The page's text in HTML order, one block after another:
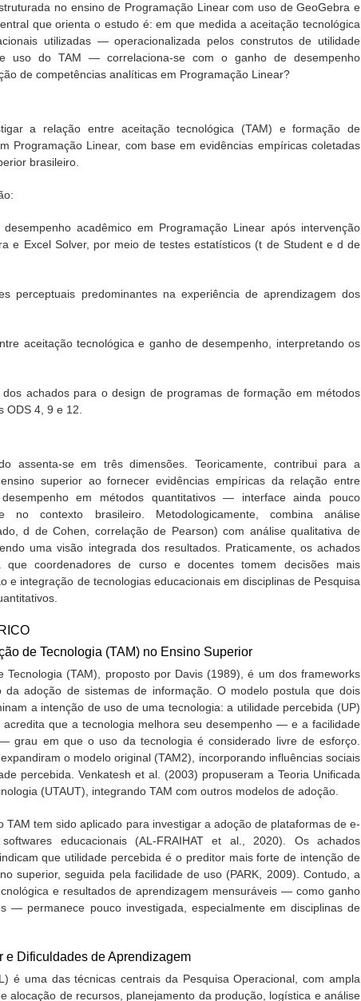
no ensino de Programação Linear com uso de GeoGebra e
que orienta o estudo é: em que medida a aceitação tecnológica
utilizadas — operacionalizada pelos construtos de utilidade
uso do TAM — correlaciona-se com o ganho de desempenho
de competências analíticas em Programação Linear?
a relação entre aceitação tecnológica (TAM) e formação de
Programação Linear, com base em evidências empíricas coletadas
brasileiro.
acadêmico em Programação Linear após intervenção
e Excel Solver, por meio de testes estatísticos (t de Student e d de
perceptuais predominantes na experiência de aprendizagem dos
aceitação tecnológica e ganho de desempenho, interpretando os
achados para o design de programas de formação em métodos
ODS 4, 9 e 12.
assenta-se em três dimensões. Teoricamente, contribui para a
superior ao fornecer evidências empíricas da relação entre
em métodos quantitativos — interface ainda pouco
no contexto brasileiro. Metodologicamente, combina análise
d de Cohen, correlação de Pearson) com análise qualitativa de
uma visão integrada dos resultados. Praticamente, os achados
que coordenadores de curso e docentes tomem decisões mais
e integração de tecnologias educacionais em disciplinas de Pesquisa
de Tecnologia (TAM) no Ensino Superior
Tecnologia (TAM), proposto por Davis (1989), é um dos frameworks
da adoção de sistemas de informação. O modelo postula que dois
a intenção de uso de uma tecnologia: a utilidade percebida (UP)
que a tecnologia melhora seu desempenho — e a facilidade
grau em que o uso da tecnologia é considerado livre de esforço.
o modelo original (TAM2), incorporando influências sociais
percebida. Venkatesh et al. (2003) propuseram a Teoria Unificada
(UTAUT), integrando TAM com outros modelos de adoção.
TAM tem sido aplicado para investigar a adoção de plataformas de e-
educacionais (AL-FRAIHAT et al., 2020). Os achados
que utilidade percebida é o preditor mais forte de intenção de
superior, seguida pela facilidade de uso (PARK, 2009). Contudo, a
e resultados de aprendizagem mensuráveis — como ganho
— permanece pouco investigada, especialmente em disciplinas de
e Dificuldades de Aprendizagem
é uma das técnicas centrais da Pesquisa Operacional, com ampla
alocação de recursos, planejamento da produção, logística e análise